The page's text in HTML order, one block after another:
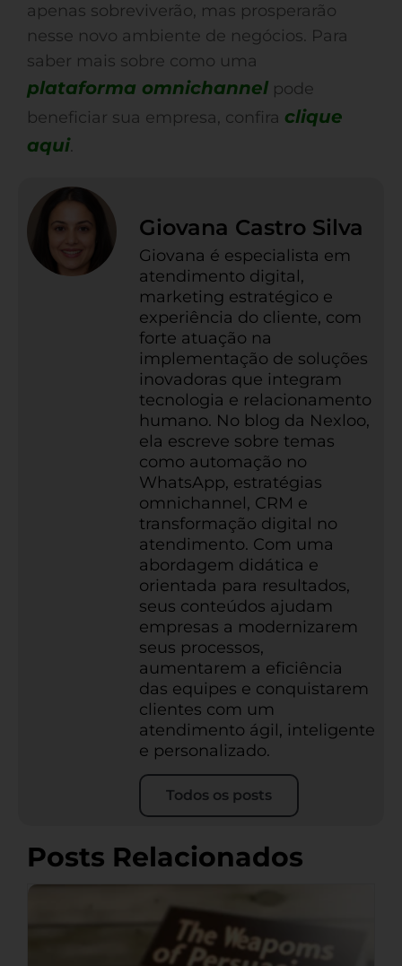
apenas sobreviverão, mas prosperarão
nesse novo ambiente de negócios. Para
saber mais sobre como uma
plataforma omnichannel pode
beneficiar sua empresa, confira clique
aqui.
Giovana Castro Silva
Giovana é especialista em
atendimento digital,
marketing estratégico e
experiência do cliente, com
forte atuação na
implementação de soluções
inovadoras que integram
tecnologia e relacionamento
humano. No blog da Nexloo,
ela escreve sobre temas
como automação no
WhatsApp, estratégias
omnichannel, CRM e
transformação digital no
atendimento. Com uma
abordagem didática e
orientada para resultados,
seus conteúdos ajudam
empresas a modernizarem
seus processos,
aumentarem a eficiência
das equipes e conquistarem
clientes com um
atendimento ágil, inteligente
e personalizado.
Todos os posts
Posts Relacionados